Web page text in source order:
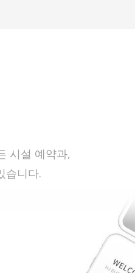
시설 예약과,
습니다.